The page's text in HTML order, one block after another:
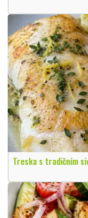
Treska s tradičním